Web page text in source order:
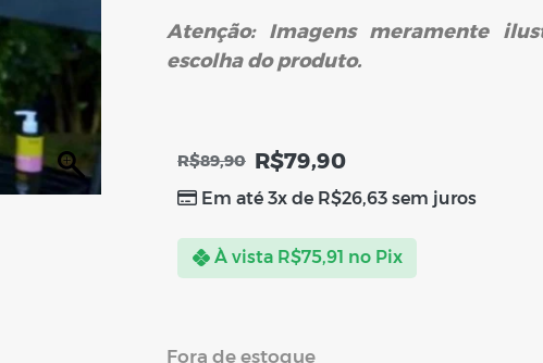
Atenção: Imagens meramente
escolha do produto.
R$89,90 R$79,90
Em até 3x de R$26,63sem juros
À vista R$75,91 no Pix
Fora de estoque